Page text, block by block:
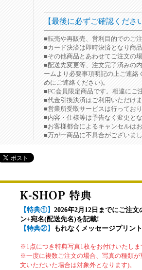
【最後に必ずご確認くださ
■転売や再販売、営利目的でのご
■カード決済は即時決済となり商
■その他商品とあわせてご注文の
■配送先変更等、注文完了済みの
ームより必要事項明記の上ご連
めにご連絡ください)。
■FC会員限定商品です。相違にご
■代金引換決済はご利用いただけま
■営業所受取サービスは行っており
■内容・仕様等は予告なく変更と
■お客様都合によるキャンセルは
■万が一商品に不具合がございま
【特典①】 2026年2月12日までにご注
ン+宛名(配送先名)を記載!
【特典②】
もれなくメッセージプリン
※1点につき特典写真1枚をお付けいたしま
※一度に複数ご注文の場合、写真の種類
文いただいた場合は対象外となります)。